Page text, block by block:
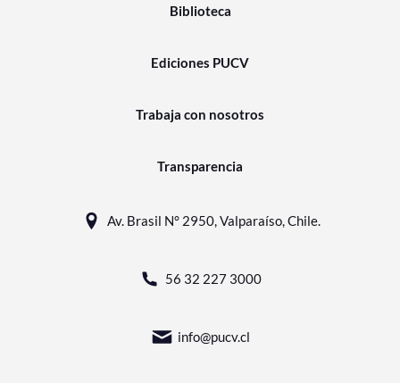
Biblioteca
Ediciones PUCV
Trabaja con nosotros
Transparencia
Av. Brasil N° 2950, Valparaíso, Chile.
56 32 227 3000
info@pucv.cl